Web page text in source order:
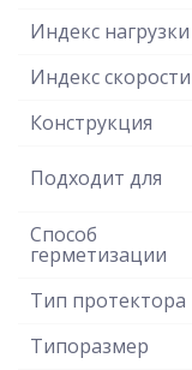
Индекс нагрузки
Индекс скорости
Конструкция
Подходит для
Способ
герметизации
Тип протектора
Типоразмер